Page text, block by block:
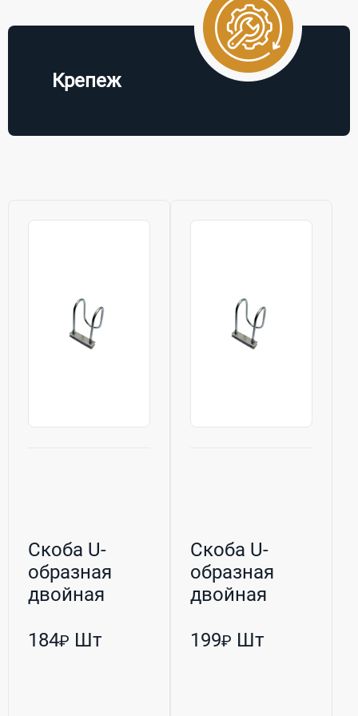
Крепеж
Скоба U-
образная
двойная
М8 34/76 (РБ...
184₽ Шт
Скоба U-
образная
двойная
М10 34/34 (Р...
199₽ Шт